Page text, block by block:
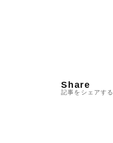
Share
記事をシェアする